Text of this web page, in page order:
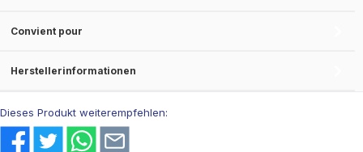
Convient pour
Herstellerinformationen
Dieses Produkt weiterempfehlen: